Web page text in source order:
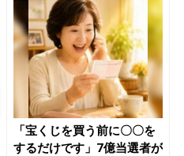
「宝くじを買う前に〇〇を
するだけです」7億当選者が